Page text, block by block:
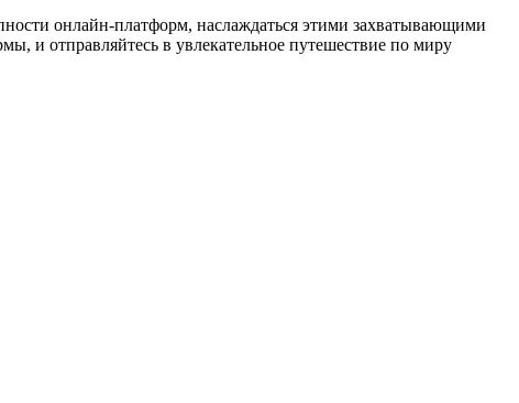
онлайн-платформ, наслаждаться этими захватывающими
и отправляйтесь в увлекательное путешествие по миру